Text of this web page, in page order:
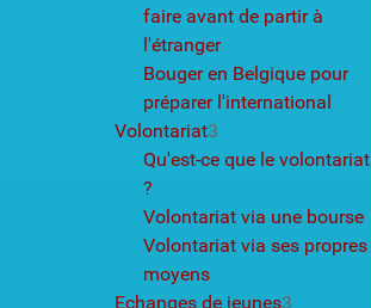
faire avant de partir à
l'étranger
Bouger en Belgique pour
préparer l'international
Volontariat3
Qu'est-ce que le volontariat
?
Volontariat via une bourse
Volontariat via ses propres
moyens
Echanges de jeunes3